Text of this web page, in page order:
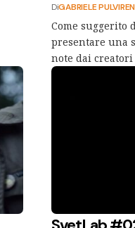
DiGABRIELE
Come suggerito
presentare una
note dai